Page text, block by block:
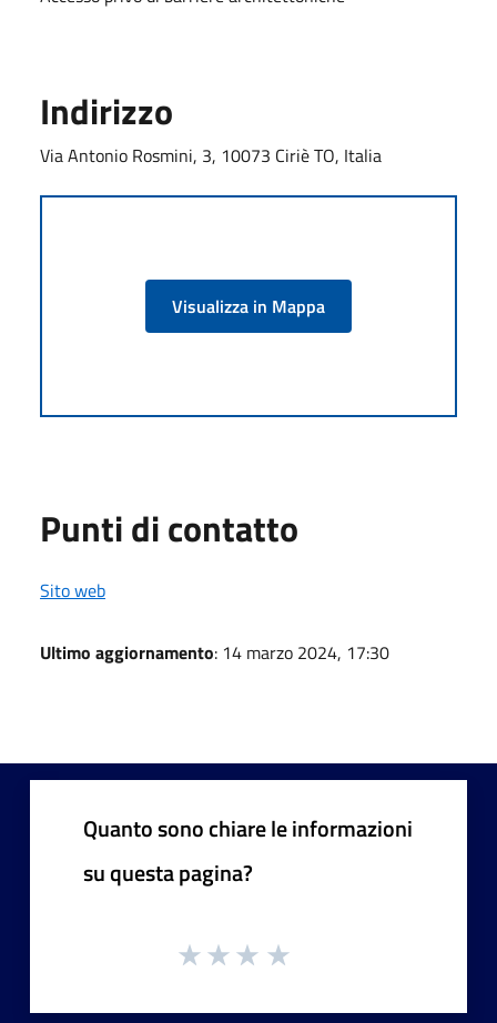
Indirizzo
Via Antonio Rosmini, 3, 10073 Ciriè TO, Italia
Visualizza in Mappa
Punti di contatto
Sito web
Ultimo aggiornamento: 14 marzo 2024, 17:30
Quanto sono chiare le informazioni
su questa pagina?